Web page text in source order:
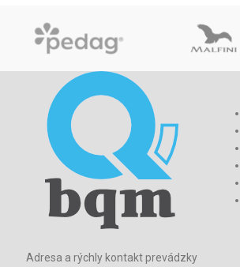
Adresa a rýchly kontakt prevádzky